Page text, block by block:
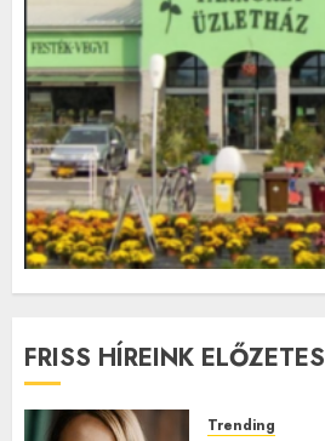
FRISS HÍREINK ELŐZETES
Trending